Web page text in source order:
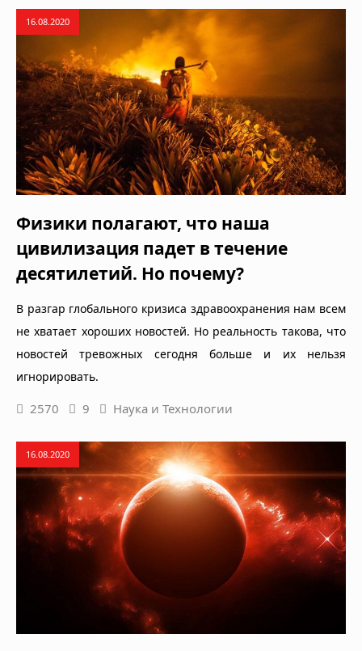
16.08.2020
Физики полагают, что наша
цивилизация падет в течение
десятилетий. Но почему?
В разгар глобального кризиса здравоохранения нам всем
не хватает хороших новостей. Но реальность такова, что
новостей тревожных сегодня больше и их нельзя
игнорировать.
2570 9 Наука и Технологии
16.08.2020